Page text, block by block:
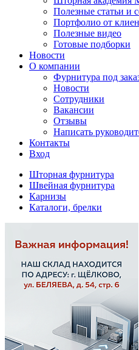
Полезные статьи и
Портфолио от
Полезные видео
Готовые подборки
Новости
О компании
Фурнитура под
Новости
Сотрудники
Вакансии
Отзывы
Написать
Контакты
Вход
Шторная фурнитура
Швейная фурнитура
Карнизы
Каталоги, брелки